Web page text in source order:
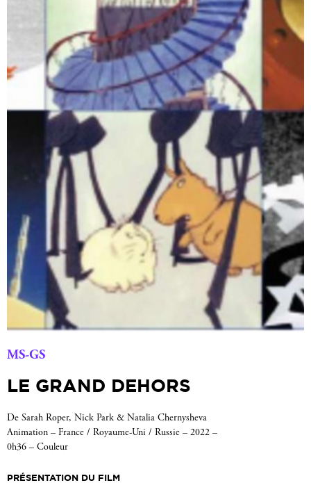
MS-GS
LE GRAND DEHORS
De Sarah Roper, Nick Park & Natalia Chernysheva
Animation – France / Royaume-Uni / Russie – 2022 –
0h36 – Couleur
PRÉSENTATION DU FILM